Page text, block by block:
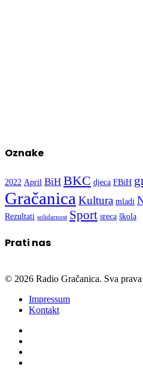
Oznake
2022 April BiH BKC djeca FBiH
GračanicaKultura mladi
Rezultati solidarnost Sport sreca škola
Prati nas
© 2026 Radio Gračanica. Sva
Impressum
Kontakt